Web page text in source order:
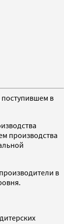
в
производства
в